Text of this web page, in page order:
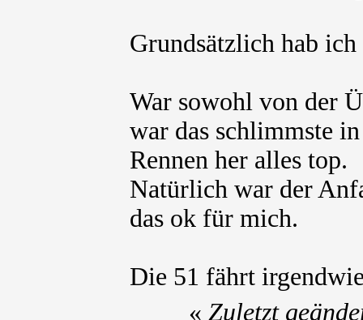
Grundsätzlich hab
War sowohl von der
war das schlimmste
Rennen her alles top.
Natürlich war der
das ok für mich.
Die 51 fährt
« Zuletzt